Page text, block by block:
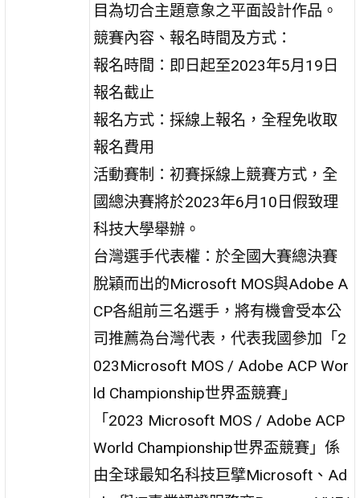
目為切合主題意象之平面設計作品。
競賽內容、報名時間及方式：
報名時間：即日起至2023年5月19日
報名截止
報名方式：採線上報名，全程免收取
報名費用
活動賽制：初賽採線上競賽方式，全
國總決賽將於2023年6月10日假致理
科技大學舉辦。
台灣選手代表權：於全國大賽總決賽
脫穎而出的Microsoft MOS與Adobe A
CP各組前三名選手，將有機會受本公
司推薦為台灣代表，代表我國參加「2
023Microsoft MOS / Adobe ACP Wor
ld Championship世界盃競賽」
「2023 Microsoft MOS / Adobe ACP
World Championship世界盃競賽」係
由全球最知名科技巨擘Microsoft、Ad